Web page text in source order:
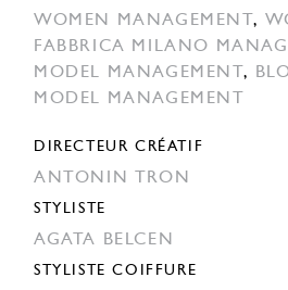
WOMEN MANAGEMENT ,
FABBRICA MILANO
MODEL MANAGEMENT ,
MODEL MANAGEMENT
DIRECTEUR CRÉATIF
ANTONIN TRON
STYLISTE
AGATA BELCEN
STYLISTE COIFFURE